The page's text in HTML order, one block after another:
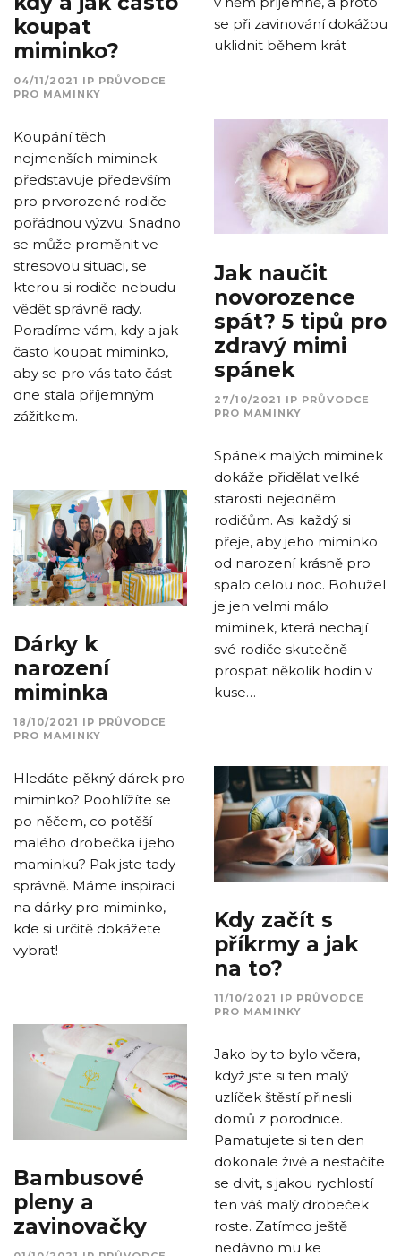
se při zavinování dokážou
uklidnit během krát
koupat
miminko?
04/11/2021 IP PRŮVODCE
PRO MAMINKY
Koupání těch
nejmenších miminek
představuje především
pro prvorozené rodiče
pořádnou výzvu. Snadno
se může proměnit ve
stresovou situaci, se
kterou si rodiče nebudu
vědět správně rady.
Poradíme vám, kdy a jak
často koupat miminko,
aby se pro vás tato část
dne stala příjemným
zážitkem.
Jak naučit
novorozence
spát? 5 tipů pro
zdravý mimi
spánek
27/10/2021 IP PRŮVODCE
PRO MAMINKY
Spánek malých miminek
dokáže přidělat velké
starosti nejedněm
rodičům. Asi každý si
přeje, aby jeho miminko
od narození krásně pro
spalo celou noc. Bohužel
je jen velmi málo
miminek, která nechají
své rodiče skutečně
prospat několik hodin v
kuse…
Dárky k
narození
miminka
18/10/2021 IP PRŮVODCE
PRO MAMINKY
Hledáte pěkný dárek pro
miminko? Poohlížíte se
po něčem, co potěší
malého drobečka i jeho
maminku? Pak jste tady
správně. Máme inspiraci
na dárky pro miminko,
kde si určitě dokážete
vybrat!
Kdy začít s
příkrmy a jak
na to?
11/10/2021 IP PRŮVODCE
PRO MAMINKY
Jako by to bylo včera,
když jste si ten malý
uzlíček štěstí přinesli
domů z porodnice.
Pamatujete si ten den
dokonale živě a nestačíte
se divit, s jakou rychlostí
ten váš malý drobeček
roste. Zatímco ještě
nedávno mu ke
Bambusové
pleny a
zavinovačky